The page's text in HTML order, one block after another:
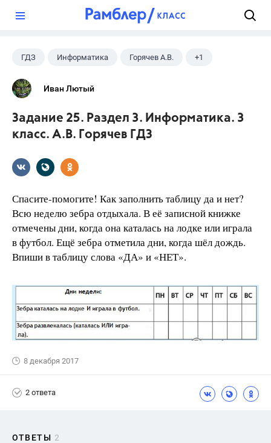
ГДЗ Информатика Горячев А.В. +1
3 класс
Иван Лютый
Задание 25. Раздел 3. Информатика. 3
класс. А.В. Горячев ГДЗ
Спасите-помогите! Как заполнить таблицу да и нет?
Всю неделю зебра отдыхала. В её записной книжке
отмечены дни, когда она каталась на лодке или играла
в футбол. Ещё зебра отметила дни, когда шёл дождь.
Впиши в таблицу слова «ДА» и «НЕТ».
8 декабря 2017
2 ответа
ОТВЕТЫ 2